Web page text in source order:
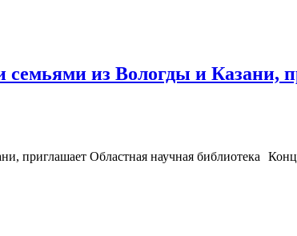
из Вологды и Казани,